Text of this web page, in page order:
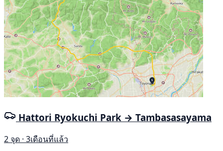
Hattori Ryokuchi Park → Tambasasayama
2 จุด · 3เดือนที่แล้ว